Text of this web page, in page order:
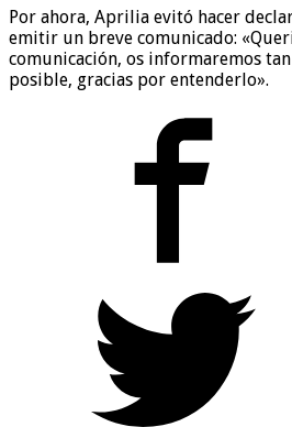
Por ahora, Aprilia evitó hacer
emitir un breve comunicado:
comunicación, os informaremos
posible, gracias por entenderlo».